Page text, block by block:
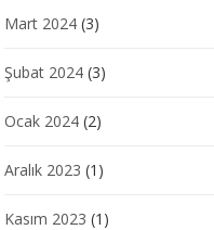
Mart 2024 (3)
Şubat 2024 (3)
Ocak 2024 (2)
Aralık 2023 (1)
Kasım 2023 (1)